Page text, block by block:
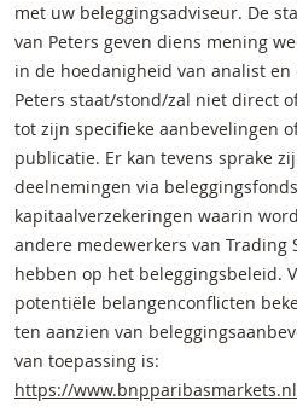
met uw beleggingsadviseur. De
van Peters geven diens mening
in de hoedanigheid van analist
Peters staat/stond/zal niet direct
tot zijn specifieke aanbevelingen
publicatie. Er kan tevens sprake
deelnemingen via
kapitaalverzekeringen waarin
andere medewerkers van Trading
hebben op het beleggingsbeleid.
potentiële belangenconflicten
ten aanzien van
van toepassing is:
https://